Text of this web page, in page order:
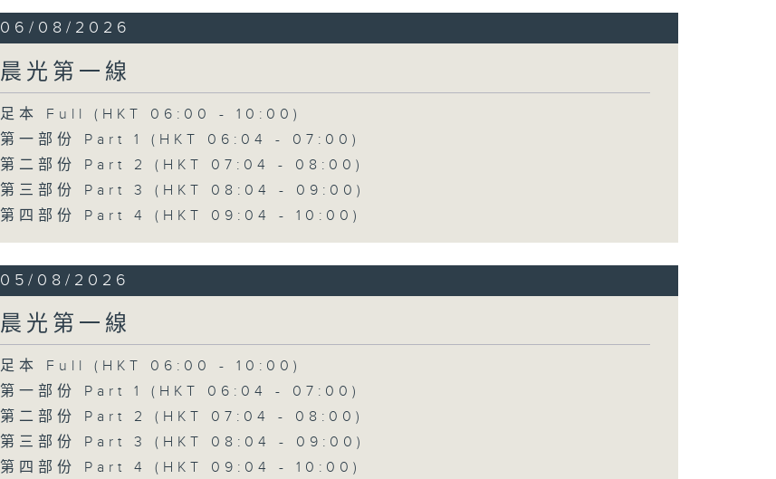
06/08/2026
晨光第一線
足本 Full (HKT 06:00 - 10:00)
第一部份 Part 1 (HKT 06:04 - 07:00)
第二部份 Part 2 (HKT 07:04 - 08:00)
第三部份 Part 3 (HKT 08:04 - 09:00)
第四部份 Part 4 (HKT 09:04 - 10:00)
05/08/2026
晨光第一線
足本 Full (HKT 06:00 - 10:00)
第一部份 Part 1 (HKT 06:04 - 07:00)
第二部份 Part 2 (HKT 07:04 - 08:00)
第三部份 Part 3 (HKT 08:04 - 09:00)
第四部份 Part 4 (HKT 09:04 - 10:00)